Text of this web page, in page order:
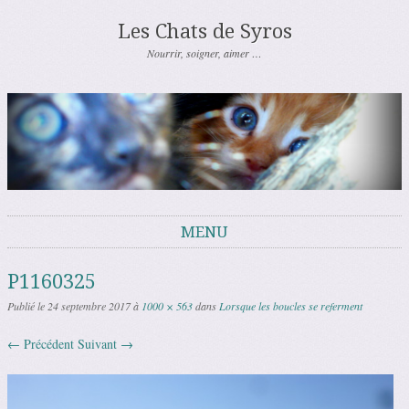
Les Chats de Syros
Nourrir, soigner, aimer …
MENU
P1160325
Publié le24 septembre 2017à 1000 × 563dansLorsque les boucles se referment
← Précédent Suivant →